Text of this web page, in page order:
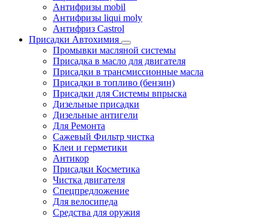
Антифризы mobil
Антифризы liqui moly
Антифриз Castrol
Присадки Автохимия
Промывки масляной системы
Присадка в масло для двигателя
Присадки в трансмиссионные масла
Присадки в топливо (бензин)
Присадки для Системы впрыска
Дизельные присадки
Дизельные антигели
Для Ремонта
Сажевый Фильтр чистка
Клеи и герметики
Антикор
Присадки Косметика
Чистка двигателя
Спецпредложение
Для велосипеда
Средства для оружия